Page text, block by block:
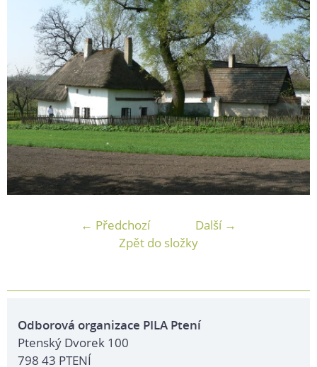
← Předchozí
Další →
Zpět do složky
Odborová organizace PILA Ptení
Ptenský Dvorek 100
798 43 PTENÍ